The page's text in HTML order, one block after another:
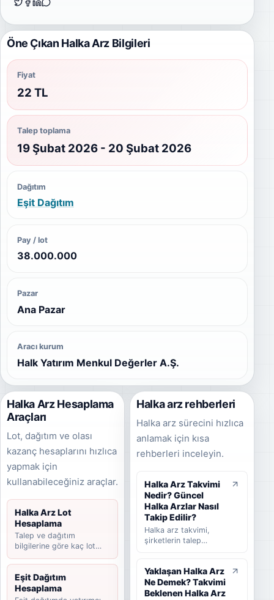
Öne Çıkan Halka Arz Bilgileri
Fiyat
22 TL
Talep toplama
19 Şubat 2026 - 20 Şubat 2026
Dağıtım
Eşit Dağıtım
Pay / lot
38.000.000
Pazar
Ana Pazar
Aracı kurum
Halk Yatırım Menkul Değerler A.Ş.
Halka Arz Hesaplama
Araçları
Lot, dağıtım ve olası
kazanç hesaplarını hızlıca
yapmak için
kullanabileceğiniz araçlar.
Halka Arz Lot
Hesaplama
Talep ve dağıtım
bilgilerine göre kaç lot
düşebileceğini hesaplayın.
Eşit Dağıtım
Hesaplama
Halka arz rehberleri
Halka arz sürecini hızlıca
anlamak için kısa
rehberleri inceleyin.
Halka Arz Takvimi
Nedir? Güncel
Halka Arzlar Nasıl
Takip Edilir?
Halka arz takvimi,
şirketlerin talep
dağıtım yöntemini,
beklenen ve
tamamlanan halka arz
Yaklaşan Halka Arz
Ne Demek? Takvimi
Beklenen Halka Arz